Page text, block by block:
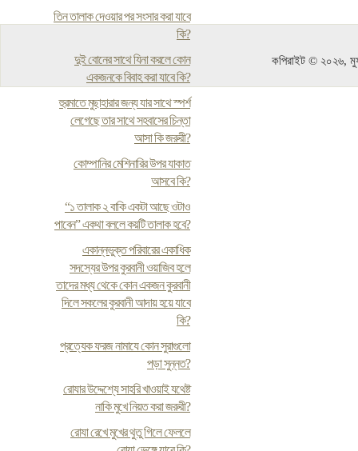
তিন তালাক দেওয়ার পর সংসার করা যাবে
কি?
দুই বোনের সাথে যিনা করলে কোন
একজনকে বিবাহ করা যাবে কি?
হুরমাতে মুছাহারার জন্য যার সাথে স্পর্শ
লেগেছে তার সাথে সহবাসের চিন্তা
আসা কি জরুরী?
কোম্পানির মেশিনারির উপর যাকাত
আসবে কি?
“১ তালাক ২ বাকি একটা আছে ওটাও
পাবেন” একথা বললে কয়টি তালাক হবে?
একান্নভুক্ত পরিবারের একাধিক
সদস্যের উপর কুরবানী ওয়াজিব হলে
তাদের মধ্য থেকে কোন একজন কুরবানী
দিলে সকলের কুরবানী আদায় হয়ে যাবে
কি?
প্রত্যেক ফরজ নামাযে কোন সুরাগুলো
পড়া সুন্নত?
রোযার উদ্দেশ্যে সাহরি খাওয়াই যথেষ্ট
নাকি মুখে নিয়ত করা জরুরী?
রোযা রেখে মুখের থুতু গিলে ফেললে
কপিরাইট © ২০২৬,